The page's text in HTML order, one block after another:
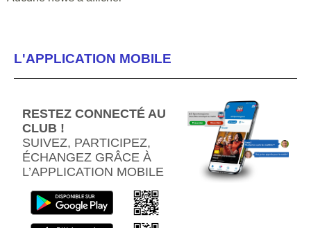
TOURNOI MJB FUN
GAME - JUIN 2026
L'APPLICATION MOBILE
RESTEZ CONNECTÉ AU
CLUB !
SUIVEZ, PARTICIPEZ,
ÉCHANGEZ GRÂCE À
L’APPLICATION MOBILE